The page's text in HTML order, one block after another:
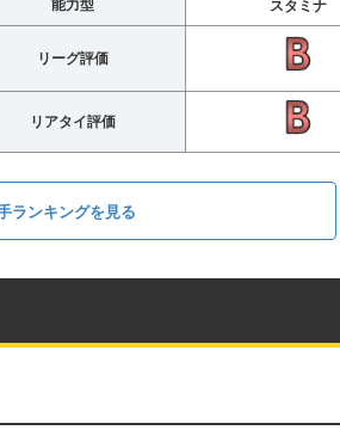
能力型
スタミナ
リーグ評価
リアタイ評価
ランキングを見る